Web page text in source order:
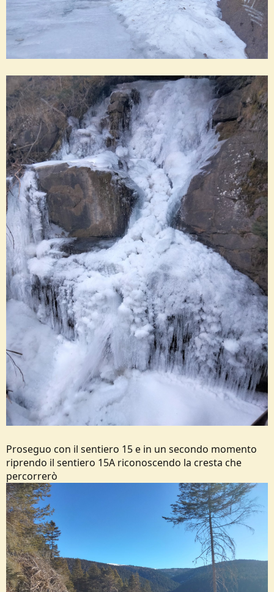
Proseguo con il sentiero 15 e in un secondo momento
riprendo il sentiero 15A riconoscendo la cresta che
percorrerò